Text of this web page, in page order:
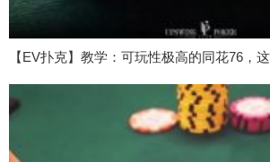
【EV扑克】教学：可玩性极高的同花76，